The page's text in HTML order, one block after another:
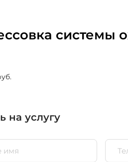
системы
на услугу